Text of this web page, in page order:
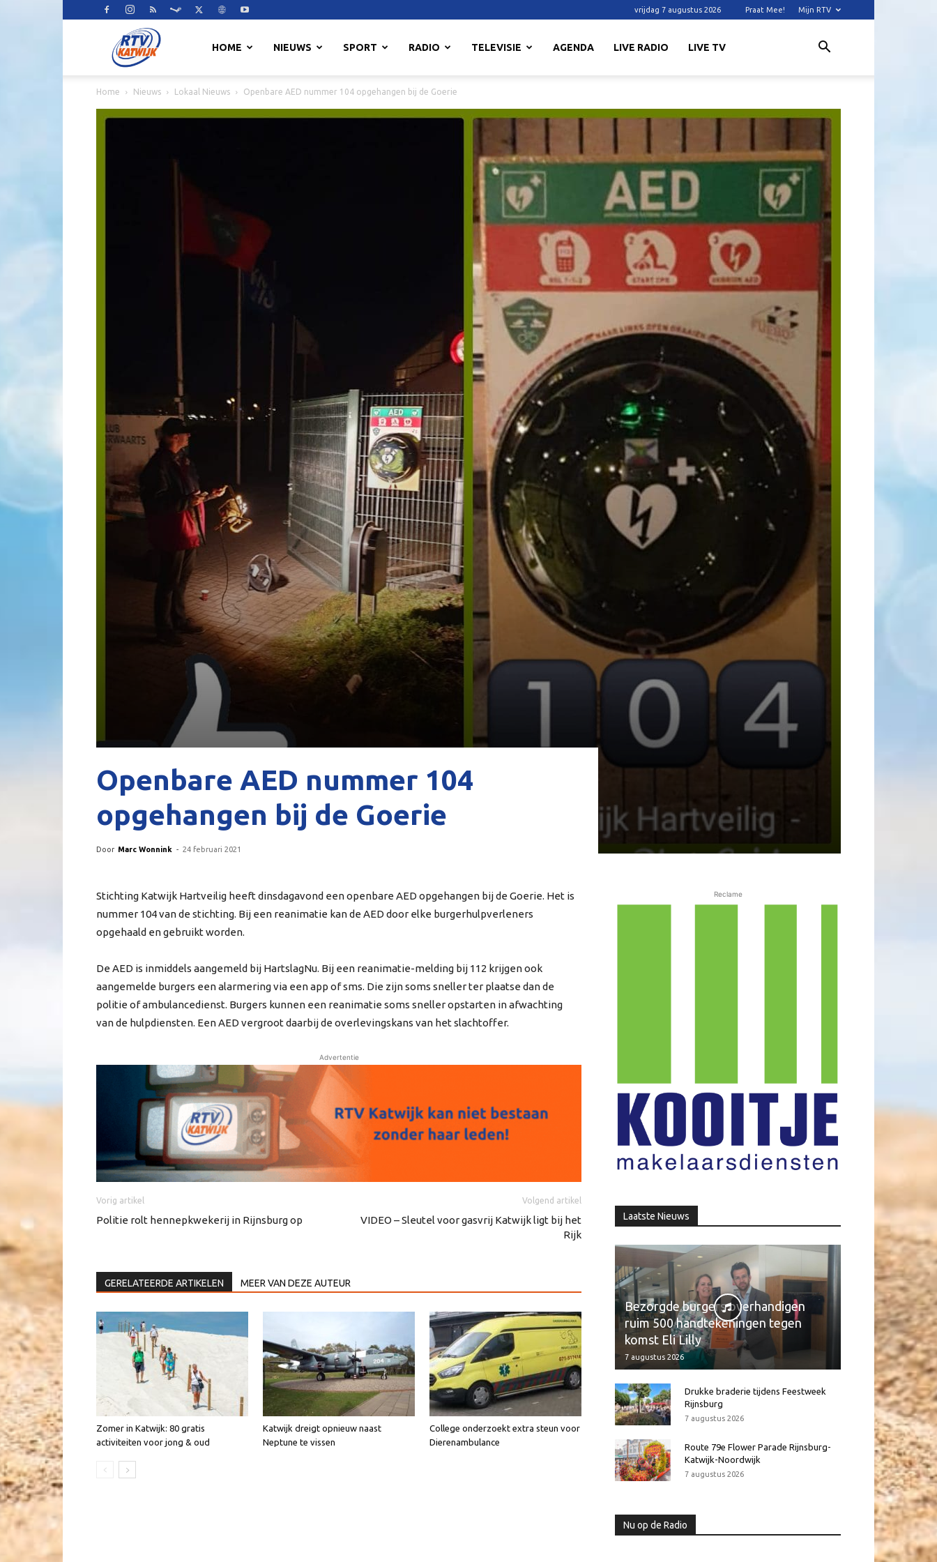
vrijdag 7 augustus 2026 Praat Mee! Mijn RTV
HOME NIEUWS SPORT RADIO TELEVISIE AGENDA LIVE RADIO LIVE TV
Home Nieuws Lokaal Nieuws Openbare AED nummer 104 opgehangen bij de Goerie
Openbare AED nummer 104
opgehangen bij de Goerie
Door Marc Wonnink - 24 februari 2021
Stichting Katwijk Hartveilig heeft dinsdagavond een openbare AED opgehangen bij de Goerie. Het is
nummer 104 van de stichting. Bij een reanimatie kan de AED door elke burgerhulpverleners
opgehaald en gebruikt worden.
De AED is inmiddels aangemeld bij HartslagNu. Bij een reanimatie-melding bij 112 krijgen ook
aangemelde burgers een alarmering via een app of sms. Die zijn soms sneller ter plaatse dan de
politie of ambulancedienst. Burgers kunnen een reanimatie soms sneller opstarten in afwachting
van de hulpdiensten. Een AED vergroot daarbij de overlevingskans van het slachtoffer.
Advertentie
Vorig artikel
Politie rolt hennepkwekerij in Rijnsburg op
Volgend artikel
VIDEO – Sleutel voor gasvrij Katwijk ligt bij het
Rijk
GERELATEERDE ARTIKELEN MEER VAN DEZE AUTEUR
Zomer in Katwijk: 80 gratis
activiteiten voor jong & oud
Katwijk dreigt opnieuw naast
Neptune te vissen
College onderzoekt extra steun voor
Dierenambulance
Reclame
Laatste Nieuws
Bezorgde burgers overhandigen
ruim 500 handtekeningen tegen
komst Eli Lilly
7 augustus 2026
Drukke braderie tijdens Feestweek
Rijnsburg
7 augustus 2026
Route 79e Flower Parade Rijnsburg-
Katwijk-Noordwijk
7 augustus 2026
Nu op de Radio